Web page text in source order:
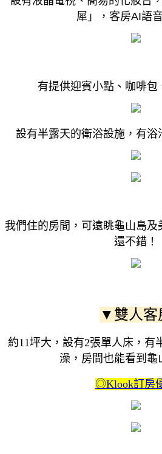
犀」， 客房AI語
有提供迎賓小點、咖啡包
設有半露天的衛浴設施，有浴
我們住的房間，可遠眺龜山島
還不錯！
▼雙人客
約11坪大，設有2張單人床，有
澡，房間也能看到龜
◎Klook訂房